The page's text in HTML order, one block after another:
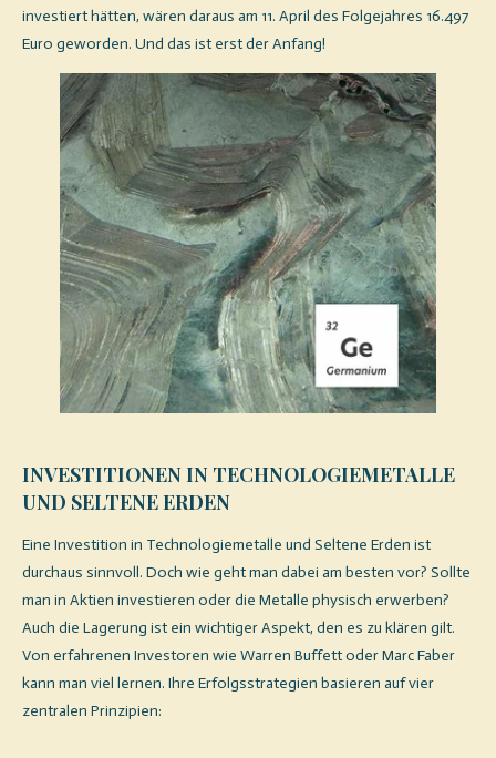
investiert hätten, wären daraus am 11. April des Folgejahres 16.497
Euro geworden. Und das ist erst der Anfang!
INVESTITIONEN IN TECHNOLOGIEMETALLE
UND SELTENE ERDEN
Eine Investition in Technologiemetalle und Seltene Erden ist
durchaus sinnvoll. Doch wie geht man dabei am besten vor? Sollte
man in Aktien investieren oder die Metalle physisch erwerben?
Auch die Lagerung ist ein wichtiger Aspekt, den es zu klären gilt.
Von erfahrenen Investoren wie Warren Buffett oder Marc Faber
kann man viel lernen. Ihre Erfolgsstrategien basieren auf vier
zentralen Prinzipien: